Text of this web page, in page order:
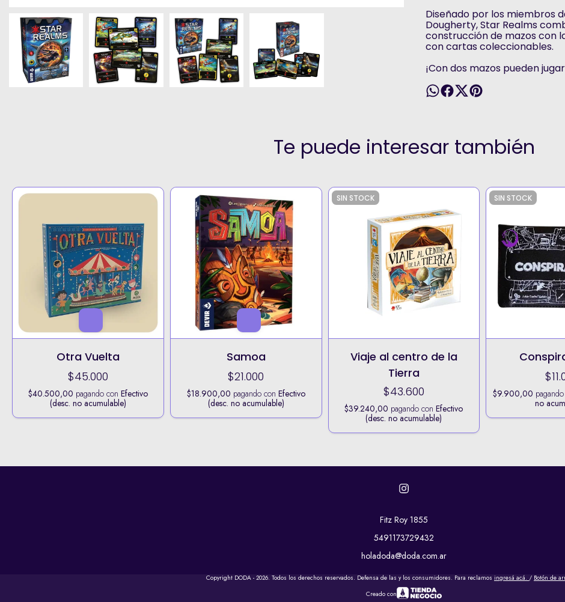
Diseñado por los miembros
Dougherty, Star Realms
construcción de mazos con
con cartas coleccionables.
¡Con dos mazos pueden
Te puede interesar también
Otra Vuelta
$45.000
$40.500,00 pagando con Efectivo
(desc. no acumulable)
Samoa
$21.000
$18.900,00 pagando con Efectivo
(desc. no acumulable)
SIN STOCK
Viaje al centro de la
Tierra
$43.600
$39.240,00 pagando conEfectivo
(desc. no acumulable)
SIN STOCK
$9.900,00
no
Fitz Roy 1855
5491173729432
holadoda@doda.com.ar
Copyright DODA - 2026. Todos los derechos reservados. Defensa de las y los consumidores. Para reclamos ingresá acá. / Botón de
Creado con